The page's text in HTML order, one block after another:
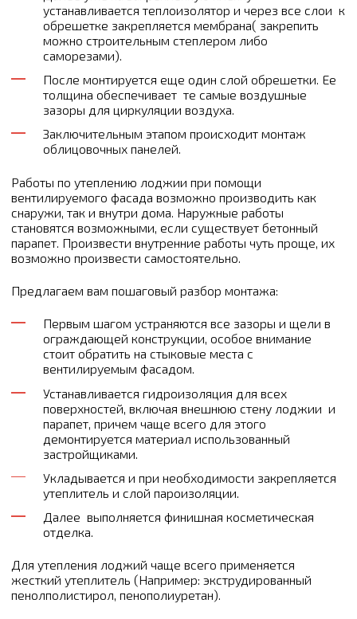
устанавливается теплоизолятор и через все слои к
обрешетке закрепляется мембрана( закрепить
можно строительным степлером либо
саморезами).
После монтируется еще один слой обрешетки. Ее
толщина обеспечивает те самые воздушные
зазоры для циркуляции воздуха.
Заключительным этапом происходит монтаж
облицовочных панелей.
Работы по утеплению лоджии при помощи
вентилируемого фасада возможно производить как
снаружи, так и внутри дома. Наружные работы
становятся возможными, если существует бетонный
парапет. Произвести внутренние работы чуть проще, их
возможно произвести самостоятельно.
Предлагаем вам пошаговый разбор монтажа:
Первым шагом устраняются все зазоры и щели в
ограждающей конструкции, особое внимание
стоит обратить на стыковые места с
вентилируемым фасадом.
Устанавливается гидроизоляция для всех
поверхностей, включая внешнюю стену лоджии и
парапет, причем чаще всего для этого
демонтируется материал использованный
застройщиками.
Укладывается и при необходимости закрепляется
утеплитель и слой пароизоляции.
Далее выполняется финишная косметическая
отделка.
Для утепления лоджий чаще всего применяется
жесткий утеплитель (Например: экструдированный
пенолполистирол, пенополиуретан).